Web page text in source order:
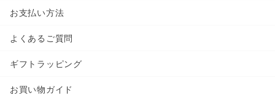
お支払い方法
よくあるご質問
ギフトラッピング
お買い物ガイド